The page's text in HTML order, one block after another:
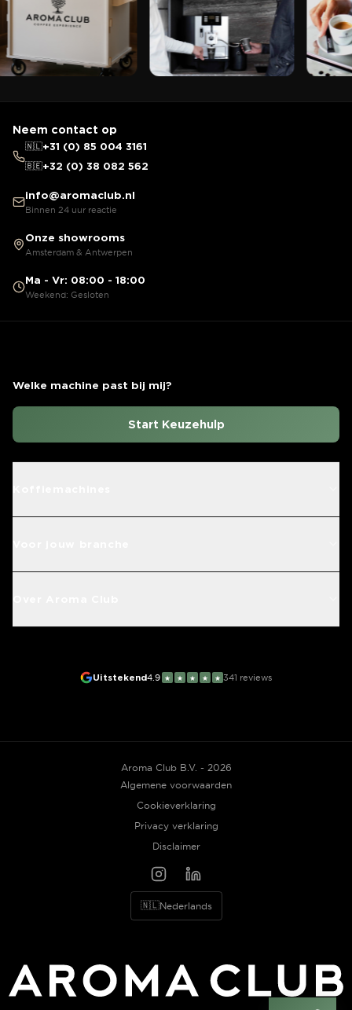
Neem contact op
🇳🇱+31 (0) 85 004 3161
🇧🇪+32 (0) 38 082 562
info@aromaclub.nl
Binnen 24 uur reactie
Onze showrooms
Amsterdam & Antwerpen
Ma - Vr: 08:00 - 18:00
Weekend: Gesloten
Welke machine past bij mij?
Start Keuzehulp
Uitstekend4.9 ★ ★ ★ ★ ★ 341 reviews
Aroma Club B.V. - 2026
Algemene voorwaarden
Cookieverklaring
Privacy verklaring
Disclaimer
🇳🇱Nederlands